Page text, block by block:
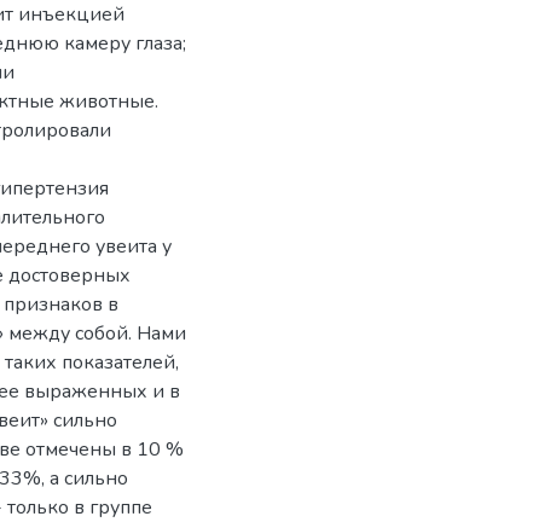
инъекцией
камеру глаза;
животные.
увеита у
достоверных
в
между собой. Нами
показателей,
выраженных и в
сильно
отмечены в 10 %
а сильно
в группе